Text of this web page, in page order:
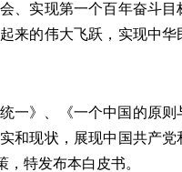
实现第一个百年奋斗目
来的伟大飞跃，实现中
》、《一个中国的原则
和现状，展现中国共产
特发布本白皮书。